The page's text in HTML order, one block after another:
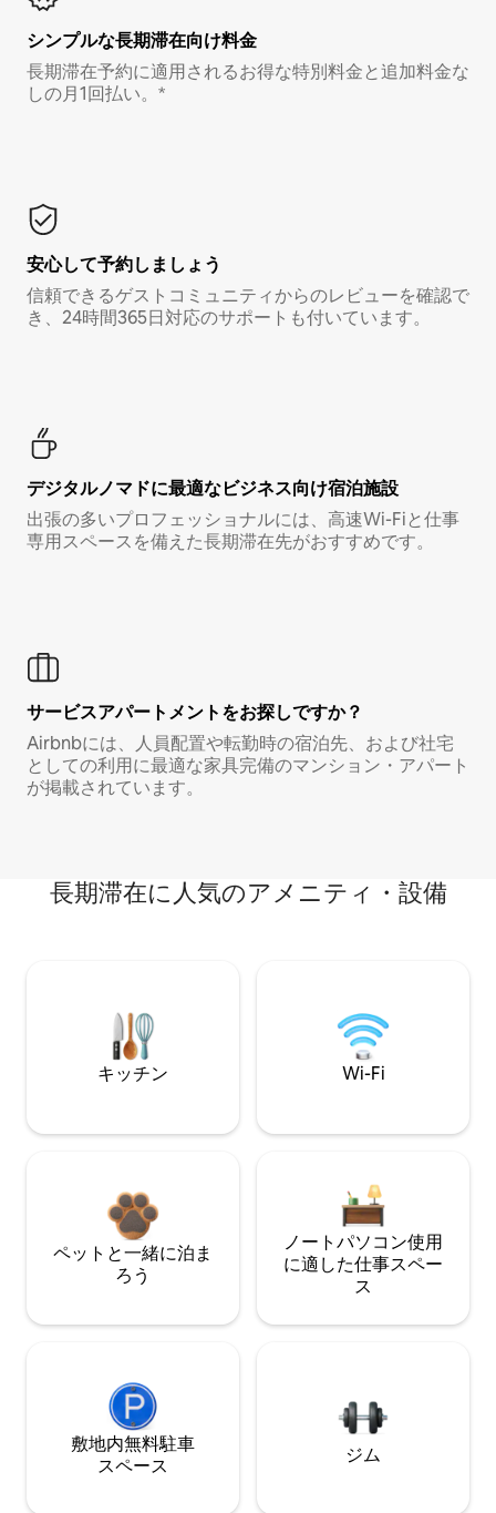
シンプルな長期滞在向け料金
長期滞在予約に適用されるお得な特別料金と追加料金な
しの月1回払い。*
安心して予約しましょう
信頼できるゲストコミュニティからのレビューを確認で
き、24時間365日対応のサポートも付いています。
デジタルノマド⁠に最⁠適⁠なビ⁠ジ⁠ネ⁠ス⁠向⁠け宿⁠泊⁠施⁠設
出張の多いプロフェッショナルには、高速Wi-Fiと仕事
専用スペースを備えた長期滞在先がおすすめです。
サービスアパートメントをお探しですか？
Airbnbには、人員配置や転勤時の宿泊先、および社宅
としての利用に最適な家具完備のマンション・アパート
が掲載されています。
長期滞在に人気のアメニティ・設備
キッチン Wi-Fi
ペットと一緒に泊ま
ろう
ノートパソコン使用
に適した仕事スペー
ス
敷地内無料駐⁠車
ス⁠ペ⁠ー⁠ス
ジム